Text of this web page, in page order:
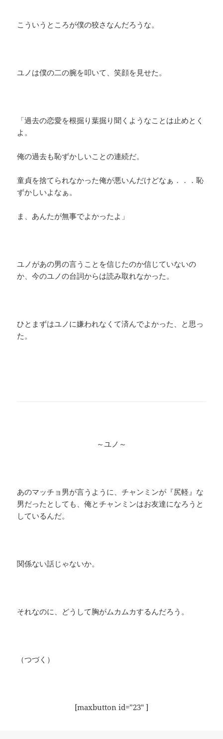
こういうところが僕の狡さなんだろうな。
ユノは僕の二の腕を叩いて、笑顔を見せた。
「過去の恋愛を根掘り葉掘り聞くようなことは止めとく
よ。
俺の過去も恥ずかしいことの連続だ。
童貞を捨てられなかった俺が悪いんだけどなぁ．．．恥
ずかしいよなぁ。
ま、あんたが無事でよかったよ」
ユノがあの男の言うことを信じたのか信じていないの
か、今のユノの台詞からは読み取れなかった。
ひとまずはユノに嫌われなくて済んでよかった、と思っ
た。
～ユノ～
あのマッチョ男が言うように、チャンミンが『尻軽』な
男だったとしても、俺とチャンミンはお友達になろうと
しているんだ。
関係ない話じゃないか。
それなのに、どうして胸がムカムカするんだろう。
（つづく）
[maxbutton id=”23″ ]